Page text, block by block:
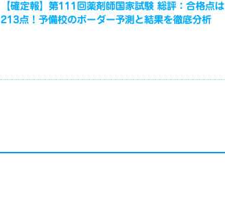
【確定報】第111回薬剤師国家試験 総評：合格点は
213点！予備校のボーダー予測と結果を徹底分析